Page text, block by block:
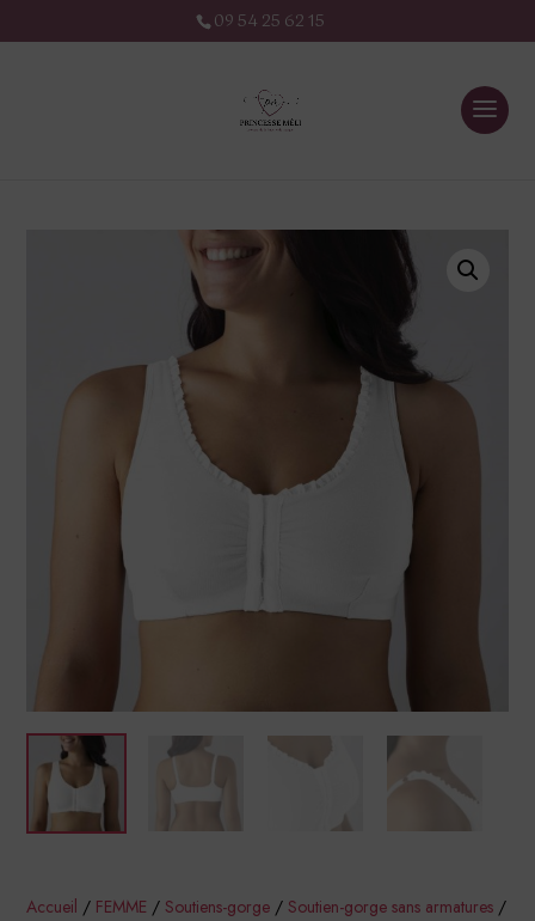
09 54 25 62 15
Accueil / FEMME / Soutiens-gorge / Soutien-gorge sans armatures /